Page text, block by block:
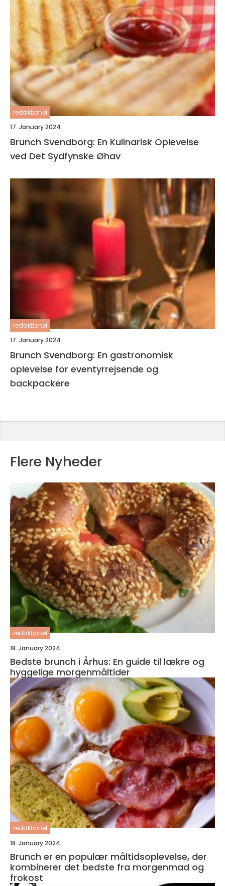
redaktionel
17. January 2024
Brunch Svendborg: En Kulinarisk Oplevelse
ved Det Sydfynske Øhav
redaktionel
17. January 2024
Brunch Svendborg: En gastronomisk
oplevelse for eventyrrejsende og
backpackere
Flere Nyheder
redaktionel
18. January 2024
Bedste brunch i Århus: En guide til lækre og
hyggelige morgenmåltider
redaktionel
18. January 2024
Brunch er en populær måltidsoplevelse, der
kombinerer det bedste fra morgenmad og
frokost